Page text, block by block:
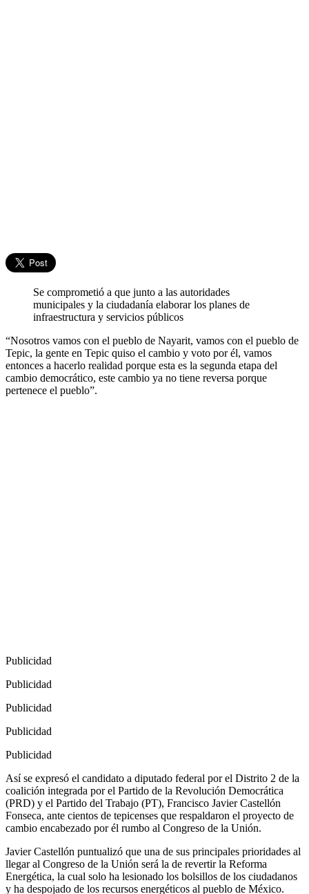
Se comprometió a que junto a las autoridades
municipales y la ciudadanía elaborar los planes de
infraestructura y servicios públicos
“Nosotros vamos con el pueblo de Nayarit, vamos con el pueblo de
Tepic, la gente en Tepic quiso el cambio y voto por él, vamos
entonces a hacerlo realidad porque esta es la segunda etapa del
cambio democrático, este cambio ya no tiene reversa porque
pertenece el pueblo”.
Publicidad
Publicidad
Publicidad
Publicidad
Publicidad
Así se expresó el candidato a diputado federal por el Distrito 2 de la
coalición integrada por el Partido de la Revolución Democrática
(PRD) y el Partido del Trabajo (PT), Francisco Javier Castellón
Fonseca, ante cientos de tepicenses que respaldaron el proyecto de
cambio encabezado por él rumbo al Congreso de la Unión.
Javier Castellón puntualizó que una de sus principales prioridades al
llegar al Congreso de la Unión será la de revertir la Reforma
Energética, la cual solo ha lesionado los bolsillos de los ciudadanos
y ha despojado de los recursos energéticos al pueblo de México.